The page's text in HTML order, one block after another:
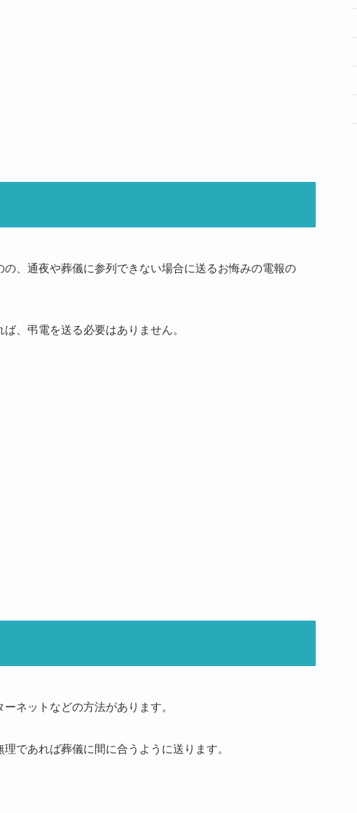
、通夜や葬儀に参列できない場合に送るお悔みの電報の
、弔電を送る必要はありません。
ネットなどの方法があります。
であれば葬儀に間に合うように送ります。